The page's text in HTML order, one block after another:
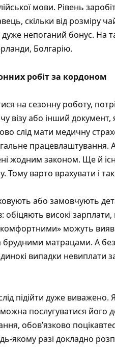
мови. Рівень
скільки від розміру
дуже непоганий бонус. На
Болгарію.
робіт за кордоном
на сезонну роботу,
візу або інший
слід мати медичну
працевлаштування.
жодним законом. Ще й
Тому варто врахувати і
або замовчують
обіцяють високі
можуть
брудними матрацами. А
випадки невиплати
підійти дуже
послугуватися
обов’язково
якому разі докладно